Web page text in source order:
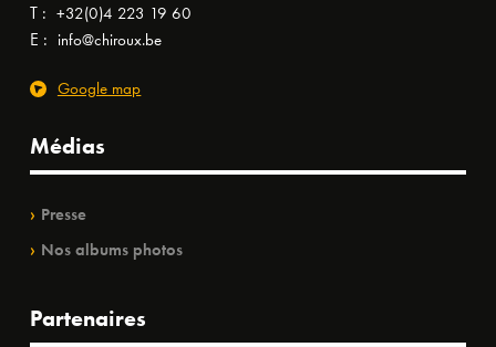
T : +32(0)4 223 19 60
E : info@chiroux.be
Google map
Médias
Presse
Nos albums photos
Partenaires